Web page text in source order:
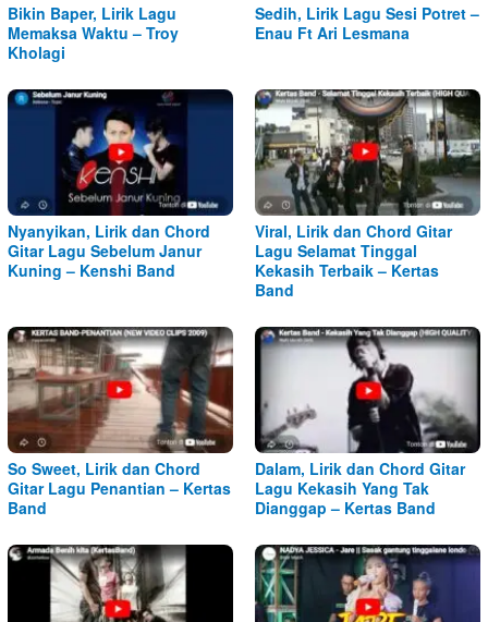
Bikin Baper, Lirik Lagu
Memaksa Waktu – Troy
Kholagi
Sedih, Lirik Lagu Sesi Potret –
Enau Ft Ari Lesmana
Nyanyikan, Lirik dan Chord
Gitar Lagu Sebelum Janur
Kuning – Kenshi Band
Viral, Lirik dan Chord Gitar
Lagu Selamat Tinggal
Kekasih Terbaik – Kertas
Band
So Sweet, Lirik dan Chord
Gitar Lagu Penantian – Kertas
Band
Dalam, Lirik dan Chord Gitar
Lagu Kekasih Yang Tak
Dianggap – Kertas Band